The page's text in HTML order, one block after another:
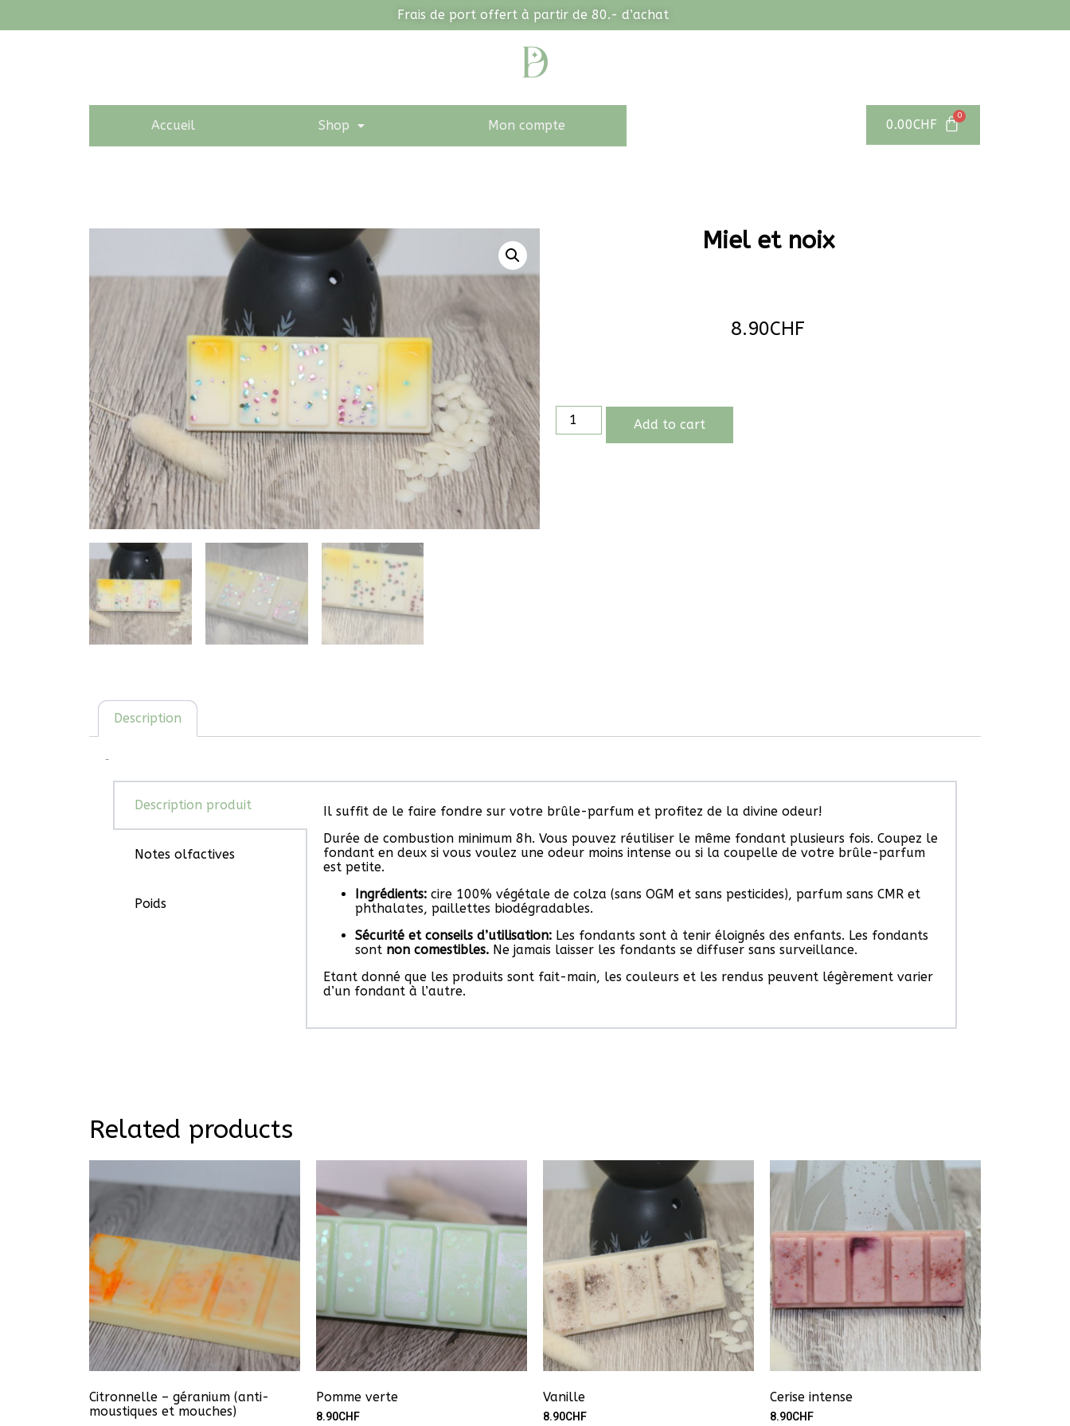
Frais de port offert à partir de 80.- d’achat
Accueil Shop Mon compte 0.00CHF
Miel et noix
8.90CHF
Add to cart
Description
Description produit
Notes olfactives
Poids
Il suffit de le faire fondre sur votre brûle-parfum et profitez de la divine odeur!
Durée de combustion minimum 8h. Vous pouvez réutiliser le même fondant plusieurs fois. Coupez le
fondant en deux si vous voulez une odeur moins intense ou si la coupelle de votre brûle-parfum
est petite.
Ingrédients:cire 100% végétale de colza (sans OGM et sans pesticides), parfum sans CMR et
phthalates, paillettes biodégradables.
Sécurité et conseils d’utilisation: Les fondants sont à tenir éloignés des enfants. Les fondants
sont non comestibles.Ne jamais laisser les fondants se diffuser sans surveillance.
Etant donné que les produits sont fait-main, les couleurs et les rendus peuvent légèrement varier
d’un fondant à l’autre.
Related products
Citronnelle – géranium (anti-
moustiques et mouches)
Pomme verte
8.90CHF
Vanille
8.90CHF
Cerise intense
8.90CHF